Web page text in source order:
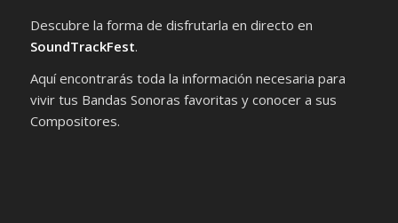
Descubre la forma de disfrutarla en directo en
SoundTrackFest.
Aquí encontrarás toda la información necesaria para
vivir tus Bandas Sonoras favoritas y conocer a sus
Compositores.